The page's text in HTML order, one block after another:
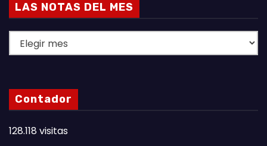
LAS NOTAS DEL MES
A
N
O
A
Contador
128.118 visitas